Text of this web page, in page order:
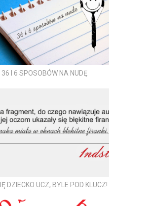
36 I 6 SPOSOBÓW NA NUDĘ
DZIECKO UCZ, BYLE POD KLUCZ!